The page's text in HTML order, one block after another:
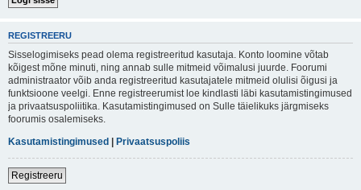
REGISTREERU
Sisselogimiseks pead olema registreeritud kasutaja. Konto loomine võtab
kõigest mõne minuti, ning annab sulle mitmeid võimalusi juurde. Foorumi
administraator võib anda registreeritud kasutajatele mitmeid olulisi õigusi ja
funktsioone veelgi. Enne registreerumist loe kindlasti läbi kasutamistingimused
ja privaatsuspoliitika. Kasutamistingimused on Sulle täielikuks järgmiseks
foorumis osalemiseks.
Kasutamistingimused | Privaatsuspoliis
Registreeru